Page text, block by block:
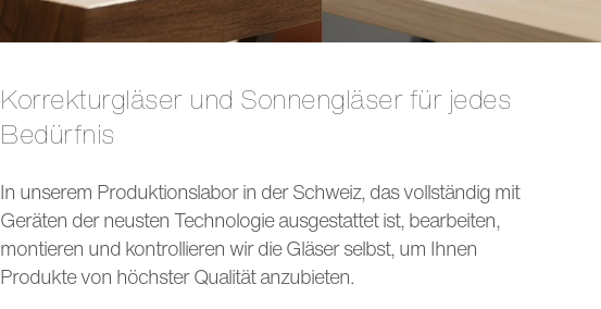
Korrekturgläser und Sonnengläser für jedes
Bedürfnis
In unserem Produktionslabor in der Schweiz, das vollständig mit
Geräten der neusten Technologie ausgestattet ist, bearbeiten,
montieren und kontrollieren wir die Gläser selbst, um Ihnen
Produkte von höchster Qualität anzubieten.